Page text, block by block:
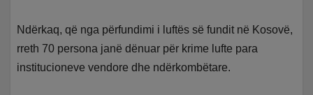
Ndërkaq, që nga përfundimi i luftës së fundit në Kosovë,
rreth 70 persona janë dënuar për krime lufte para
institucioneve vendore dhe ndërkombëtare.